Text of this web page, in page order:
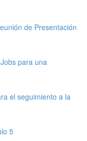
de Presentación
para una
el seguimiento a la
5